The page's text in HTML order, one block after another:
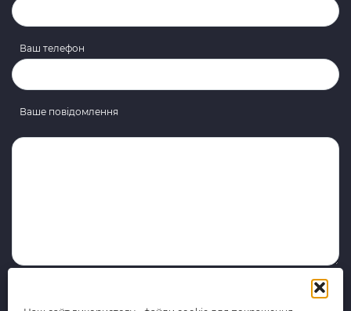
Ваш телефон
Ваше повідомлення